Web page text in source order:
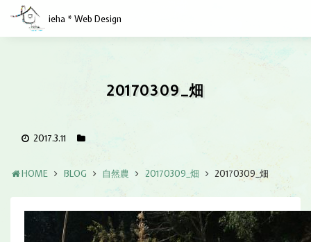
ieha * Web Design
20170309_畑
2017.3.11
HOME BLOG 自然農 20170309_畑 20170309_畑